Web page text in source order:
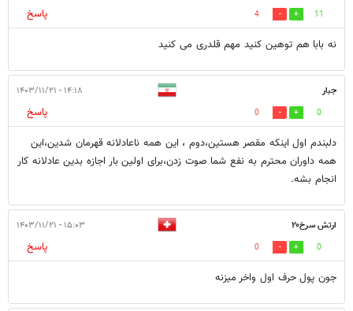
11
4
پاسخ
نه بابا هم توهین کنید مهم قلدری می کنید
جبار ۱۴:۱۸ - ۱۴۰۳/۱۱/۲۱
0
0
پاسخ
دلبندم اول اینکه مقصر هستین،دوم ، این همه ناعادلانه قهرمان شدین،این
همه داوران محترم به نفع شما صوت زدن،برای اولین بار اجازه بدین عادلانه کار
انجام بشه.
ارتش سرخ۲۰ ۱۵:۰۳ - ۱۴۰۳/۱۱/۲۱
0
0
پاسخ
جون پول حرف اول واخر میزنه